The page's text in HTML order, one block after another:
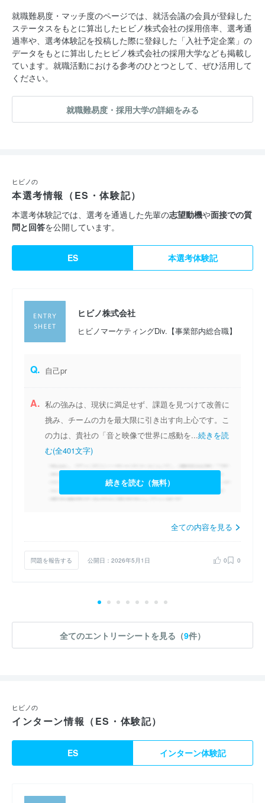
大型LED映像機器の開発、製造、販売をしています。お客様のニ
ーズに合わせてシステム設計や施工、メンテナンスまで万全のサ
ポート体制を築いています。また、自社ブランドのLEDディスプ
レイは、国内はもとより海外マーケットでも高い信頼を獲得して
います。
「多くの人々の役に立ちたい」という想いを胸に走り始めた、
――――これまでにない新しい価値や体験から生まれる
「！」＝夢、感動を提供し続けることが私たちの使命です。
就職難易度・マッチ度のページでは、就活会議の会員が登録した
ステータスをもとに算出したヒビノ株式会社の採用倍率、選考通
過率や、選考体験記を投稿した際に登録した「入社予定企業」の
データをもとに算出したヒビノ株式会社の採用大学なども掲載し
ています。就職活動における参考のひとつとして、ぜひ活用して
ください。
就職難易度・採用大学の詳細をみる
ヒビノの
本選考情報（ES・体験記）
本選考体験記では、選考を通過した先輩の志望動機や面接での質
問と回答を公開しています。
ES 本選考体験記
ヒビノ株式会社
ヒビノマーケティングDiv.【事業部内総合職】
Q. 自己pr
A. 私の強みは、現状に満足せず、課題を見つけて改善に
挑み、チームの力を最大限に引き出す向上心です。こ
の力は、貴社の「音と映像で世界に感動を...続きを読
む(全401文字)
続きを読む（無料）
全ての内容を見る
問題を報告する 公開日：2026年5月1日 0 0
全てのエントリーシートを見る（9件）
ヒビノの
インターン情報（ES・体験記）
ES インターン体験記